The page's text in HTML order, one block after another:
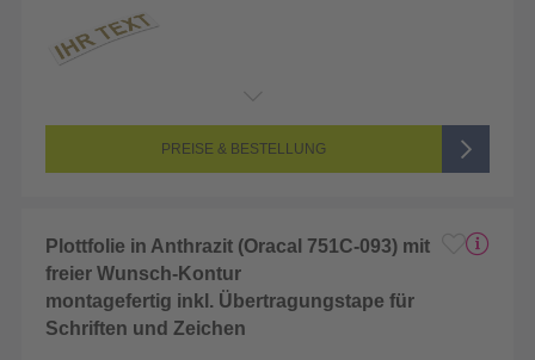
Seitenanzahl: 1-seitig (Unbedruckt)
UnbedrucktPREISE & BESTELLUNG
Plottfolie in Anthrazit (Oracal 751C-093) mit
freier Wunsch-Kontur
montagefertig inkl. Übertragungstape für
Schriften und Zeichen